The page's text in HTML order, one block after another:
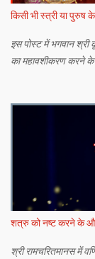
किसी भी स्त्री या पुरुष
इस पोस्ट में भगवान श्री
का महावशीकरण करने के
शत्रु को नष्ट करने के और
श्री रामचरितमानस में